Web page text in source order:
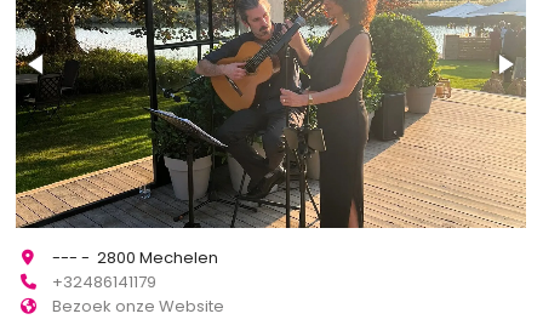
--- - 2800 Mechelen
+32486141179
Bezoek onze Website